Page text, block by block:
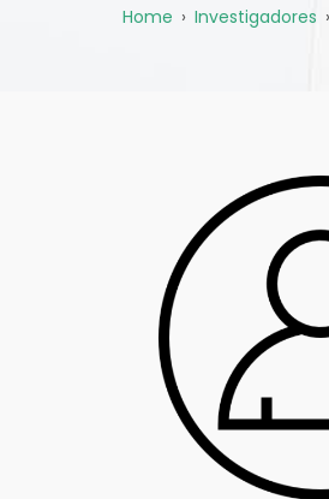
Sobrescribir
navegación
Home Investigadores